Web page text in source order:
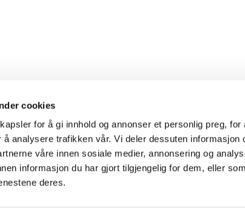
cookies
for å gi innhold og annonser et personlig preg, for
å analysere trafikken vår. Vi deler dessuten informasjon
våre innen sosiale medier, annonsering og
informasjon du har gjort tilgjengelig for dem, eller
deres.
Heimveg
Vi hjelper deg på rett vei